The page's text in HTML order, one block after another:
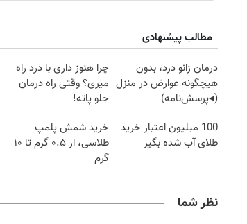
مطالب پیشنهادی
درمان زانو درد، بدون
هیچگونه عوارض در منزل
(◂پرسش‌نامه)
چرا هنوز داری با درد راه
میری؟ وقتی راه درمان
جلو پاته!
100 میلیون اعتبار خرید
طلای آب شده بگیر
خرید شمش پلمپ
طلاسی، از ۰.۵ گرم تا ۱۰
گرم
نظر شما